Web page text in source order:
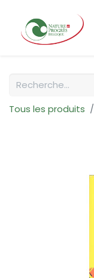
Tous les produits